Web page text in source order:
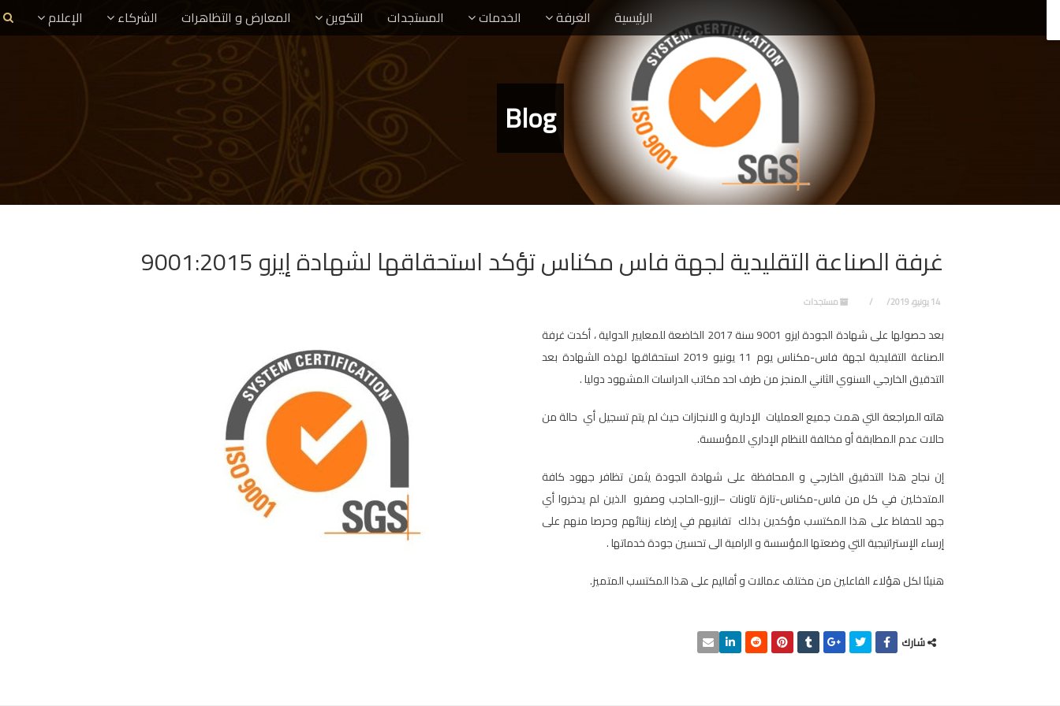
الرئيسية الغرفة الخدمات المستجدات التكوين المعارض و التظاهرات الشركاء الإعلام
Blog
غرفة الصناعة التقليدية لجهة فاس مكناس تؤكد استحقاقها لشهادة إيزو 9001:2015
14 يونيو، 2019 مستجدات
بعد حصولها على شهادة الجودة ايزو 9001 سنة 2017 الخاضعة للمعايير الدولية ، أكدت غرفة
الصناعة التقليدية لجهة فاس-مكناس يوم 11 يونيو 2019 استحقاقها لهذه الشهادة بعد
التدقيق الخارجي السنوي الثاني المنجز من طرف احد مكاتب الدراسات المشهود دوليا .
هاته المراجعة التي همت جميع العمليات الإدارية و الانجازات حيث لم يتم تسجيل أي حالة من
حالات عدم المطابقة أو مخالفة للنظام الإداري للمؤسسة.
إن نجاح هذا التدقيق الخارجي و المحافظة على شهادة الجودة يثمن تظافر جهود كافة
المتدخلين في كل من فاس-مكناس-تازة تاونات –ازرو-الحاجب وصفرو الذين لم يدخروا أي
جهد للحفاظ على هذا المكتسب مؤكدين بذلك تفانيهم في إرضاء زبنائهم وحرصا منهم على
إرساء الإستراتيجية التي وضعتها المؤسسة و الرامية الى تحسين جودة خدماتها .
هنيئا لكل هؤلاء الفاعلين من مختلف عمالات و أقاليم على هذا المكتسب المتميز.
شارك